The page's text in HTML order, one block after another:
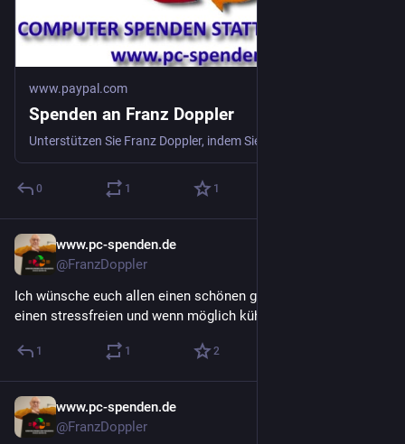
www.paypal.com
Spenden an Franz Doppler
0 1 1
www.pc-spenden.de
@FranzDoppler
Ich wünsche euch allen einen schönen guten Morgen und
einen stressfreien und wenn möglich kühlen Tag.
1 1 2
www.pc-spenden.de
@FranzDoppler